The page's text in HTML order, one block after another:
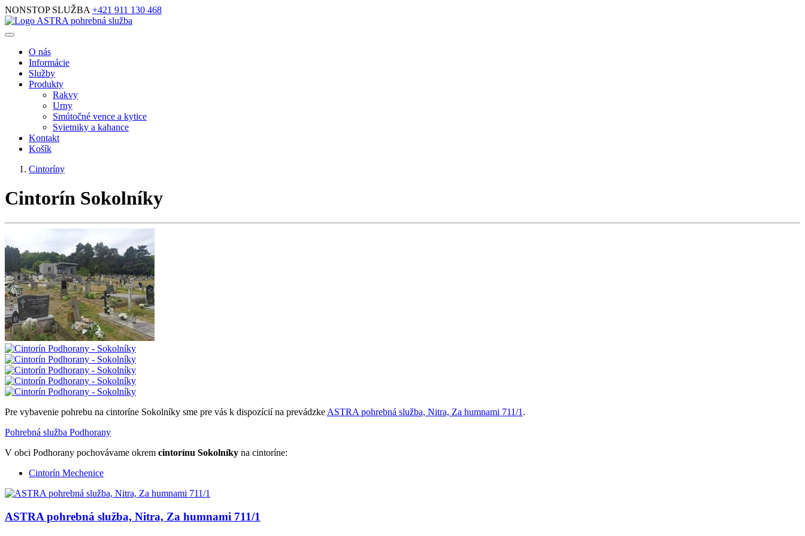
NONSTOP SLUŽBA +421 911 130 468
O nás
Informácie
Služby
Produkty
Rakvy
Urny
Smútočné vence a kytice
Svietniky a kahance
Kontakt
Košík
Cintoríny
Cintorín Sokolníky
Pre vybavenie pohrebu na cintoríne Sokolníky sme pre vás k dispozícií na prevádzke ASTRA pohrebná služba, Nitra, Za humnami 711/1 .
Pohrebná služba Podhorany
V obci Podhorany pochovávame okrem cintorínu Sokolníky na cintoríne:
Cintorín Mechenice
ASTRA pohrebná služba, Nitra, Za humnami 711/1